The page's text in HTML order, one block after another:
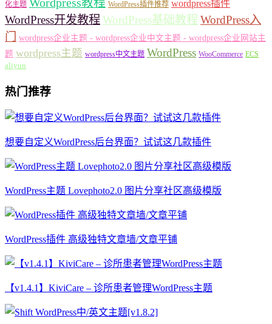
化主题
WordPress插件推荐 wordpress插件
WordPress开发教程WordPress基础教程 WordPress入
门
wordpress企业主题 - wordpress企业中文主题 - wordpress企业网站主
题 wordpress主题 wordpress中文主题 WordPress WooCommerce ECS
aliyun
热门推荐
想要自定义WordPress后台界面？试试这几款插件
WordPress主题 Lovephoto2.0 图片分享社区高级模版
WordPress插件 高级独特文章墙/文章平铺
【v1.4.1】KiviCare – 诊所患者管理WordPress主题